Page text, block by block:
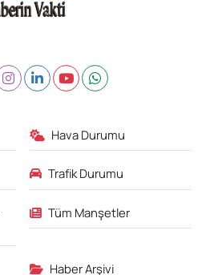
Hava Durumu
Trafik Durumu
Tüm Manşetler
Haber Arşivi